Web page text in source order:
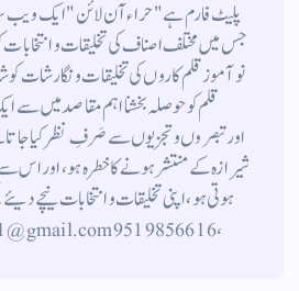
پلیٹ فارم ہے " حراء آن لائن " ایک ویب
جس میں مختلف اصناف کی تخلیقات و انتخابات
نوآموز قلم کاروں کی تخلیقات و نگارشات کو
قلم کوحوصلہ بخشنا اہم مقاصد میں سے
اورتبصروں وتجزیوں سے صَرفِ نظر کیا
شیرازہ کے منتشر ہونے کاخطرہ ہو ، اور اس
ہوتی ہو، اپنی تخلیقات و انتخابات نیچے
، 9519856616 hiraonline2001@gmail.com